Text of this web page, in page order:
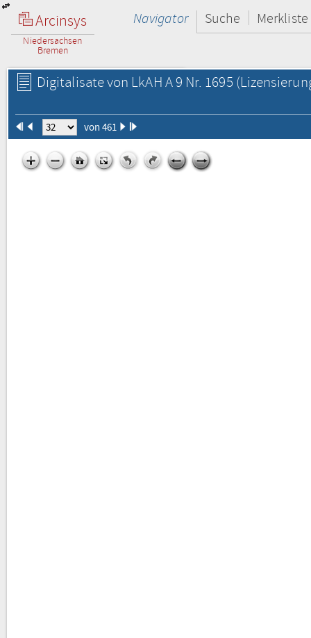
Arcinsys
Niedersachsen
Bremen
Navigator Suche Merkliste
Digitalisate von LkAH A 9 Nr. 1695
von 461